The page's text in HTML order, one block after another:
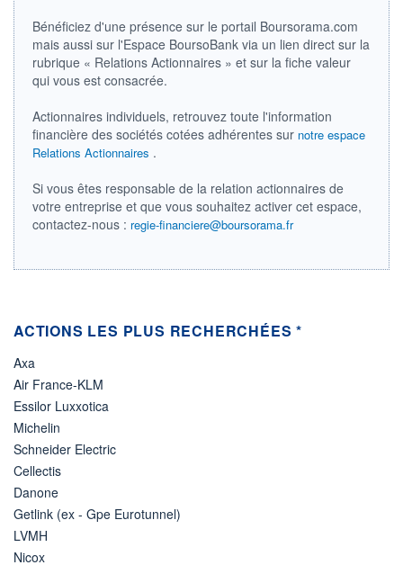
07.10.25 / 18:06:47
ÉLIGIBILITÉ
Non éligible
Boursobank
+ PORTEFEUILLE + LISTE
Bénéficiez d'une présence sur le portail Boursorama.com
mais aussi sur l'Espace BoursoBank via un lien direct sur la
rubrique « Relations Actionnaires » et sur la fiche valeur
qui vous est consacrée.
Actionnaires individuels, retrouvez toute l'information
financière des sociétés cotées adhérentes sur notre espace
Relations Actionnaires .
Si vous êtes responsable de la relation actionnaires de
votre entreprise et que vous souhaitez activer cet espace,
contactez-nous : regie-financiere@boursorama.fr
ACTIONS LES PLUS RECHERCHÉES *
Axa
Air France-KLM
Essilor Luxxotica
Michelin
Schneider Electric
Cellectis
Danone
Getlink (ex - Gpe Eurotunnel)
LVMH
Nicox